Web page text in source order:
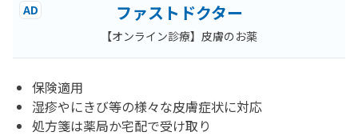
AD ファストドクター
【オンライン診療】皮膚のお薬
保険適用
湿疹やにきび等の様々な皮膚症状に対応
処方箋は薬局か宅配で受け取り